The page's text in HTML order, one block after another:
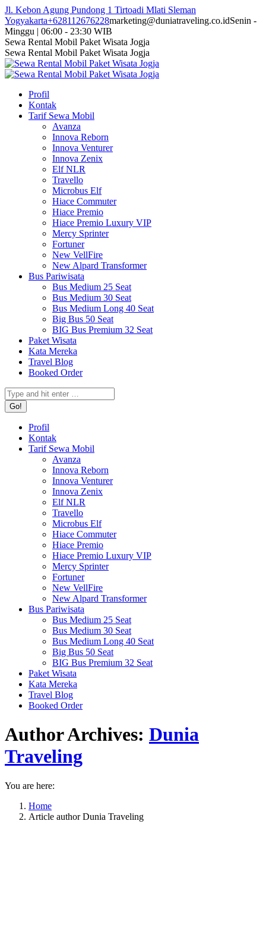
Skip
to
content
Jl. Kebon Agung Pundong 1 Tirtoadi Mlati Sleman
Yogyakarta+628112676228marketing@duniatraveling.co.idSenin -
Minggu | 06:00 - 23:30 WIB
Facebook
page
opens
in
window
Twitter
page
opens
in
window
Instagram
page
opens
in
window
YouTube
page
opens
in
window
Sewa Rental Mobil Paket Wisata Jogja
Sewa Rental Mobil Paket Wisata Jogja
Profil
Kontak
Tarif Sewa Mobil
Avanza
Innova Reborn
Innova Venturer
Innova Zenix
Elf NLR
Travello
Microbus Elf
Hiace Commuter
Hiace Premio
Hiace Premio Luxury VIP
Mercy Sprinter
Fortuner
New VellFire
New Alpard Transformer
Bus Pariwisata
Bus Medium 25 Seat
Bus Medium 30 Seat
Bus Medium Long 40 Seat
Big Bus 50 Seat
BIG Bus Premium 32 Seat
Paket Wisata
Kata Mereka
Travel Blog
Booked Order
Search:
Profil
Kontak
Tarif Sewa Mobil
Avanza
Innova Reborn
Innova Venturer
Innova Zenix
Elf NLR
Travello
Microbus Elf
Hiace Commuter
Hiace Premio
Hiace Premio Luxury VIP
Mercy Sprinter
Fortuner
New VellFire
New Alpard Transformer
Bus Pariwisata
Bus Medium 25 Seat
Bus Medium 30 Seat
Bus Medium Long 40 Seat
Big Bus 50 Seat
BIG Bus Premium 32 Seat
Paket Wisata
Kata Mereka
Travel Blog
Booked Order
Author Archives: Dunia
Traveling
You are here:
Home
Article author Dunia Traveling